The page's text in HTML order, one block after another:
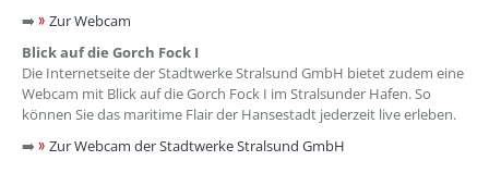
➡️
Zur Webcam
Blick auf die Gorch Fock I
Die Internetseite der Stadtwerke Stralsund GmbH bietet zudem eine
Webcam mit Blick auf die Gorch Fock I im Stralsunder Hafen. So
können Sie das maritime Flair der Hansestadt jederzeit live erleben.
➡️
Zur Webcam der Stadtwerke Stralsund GmbH